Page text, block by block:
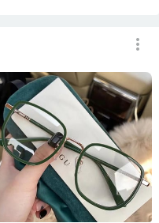
Oculos
more_vert